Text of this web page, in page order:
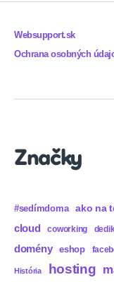
Websupport.sk
Ochrana osobných
Značky
#sedímdoma ako na
cloud coworking
domény eshop
História hosting